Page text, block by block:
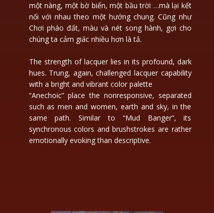
một nàng, một bờ biển, một bầu trời …mà lại kết
nối với nhau theo một hướng chung. Cũng như
Chơi pháo đất, màu và nét song hành, gợi cho
chúng ta cảm giác nhiều hơn là tả.
The strength of lacquer lies in its profound, dark
hues. Trung, again, challenged lacquer capability
with a bright and vibrant color palette
“Anechoic” place the nonresponsive, separated
such as men and women, earth and sky, in the
same path. Similar to “Mud Banger”, its
synchronous colors and brushstrokes are rather
emotionally evoking than descriptive.